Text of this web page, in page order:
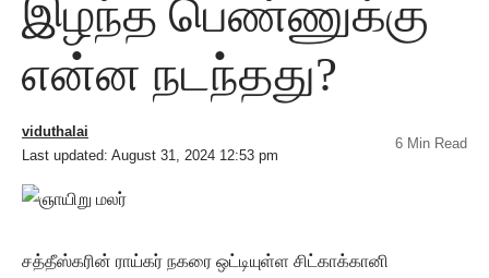
இழந்த பெண்ணுக்கு
என்ன நடந்தது?
Last updated: August 31, 2024 12:53 pm
viduthalai
6 Min Read
சத்தீஸ்கரின் ராய்கர் நகரை ஒட்டியுள்ள சிட்காக்கானி